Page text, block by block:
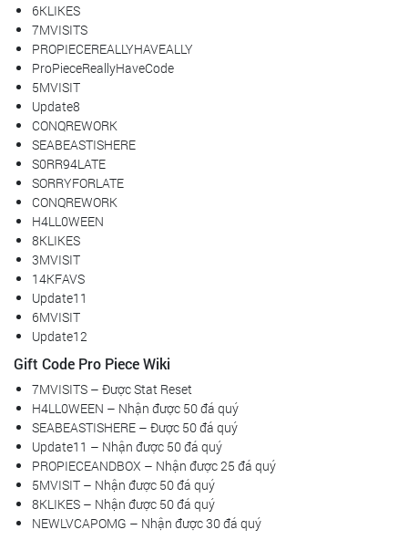
6KLIKES
7MVISITS
PROPIECEREALLYHAVEALLY
ProPieceReallyHaveCode
5MVISIT
Update8
CONQREWORK
SEABEASTISHERE
S0RR94LATE
SORRYFORLATE
CONQREWORK
H4LL0WEEN
8KLIKES
3MVISIT
14KFAVS
Update11
6MVISIT
Update12
Gift Code Pro Piece Wiki
7MVISITS – Được Stat Reset
H4LL0WEEN – Nhận được 50 đá quý
SEABEASTISHERE – Được 50 đá quý
Update11 – Nhận được 50 đá quý
PROPIECEANDBOX – Nhận được 25 đá quý
5MVISIT – Nhận được 50 đá quý
8KLIKES – Nhận được 50 đá quý
NEWLVCAPOMG – Nhận được 30 đá quý